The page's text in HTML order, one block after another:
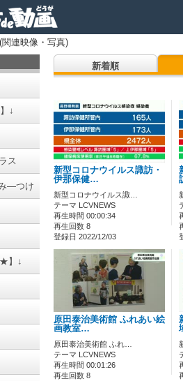
連映像・写真)
↓
ス
―つけ
】↓
新着順
新型コロナウイルス諏訪・
伊那保健…
新型コロナウイルス諏…
テーマ LCVNEWS
再生時間 00:00:34
再生回数 8
登録日 2022/12/03
原田泰治美術館 ふれあい絵
画教室…
原田泰治美術館 ふれ…
テーマ LCVNEWS
再生時間 00:01:26
再生回数 8